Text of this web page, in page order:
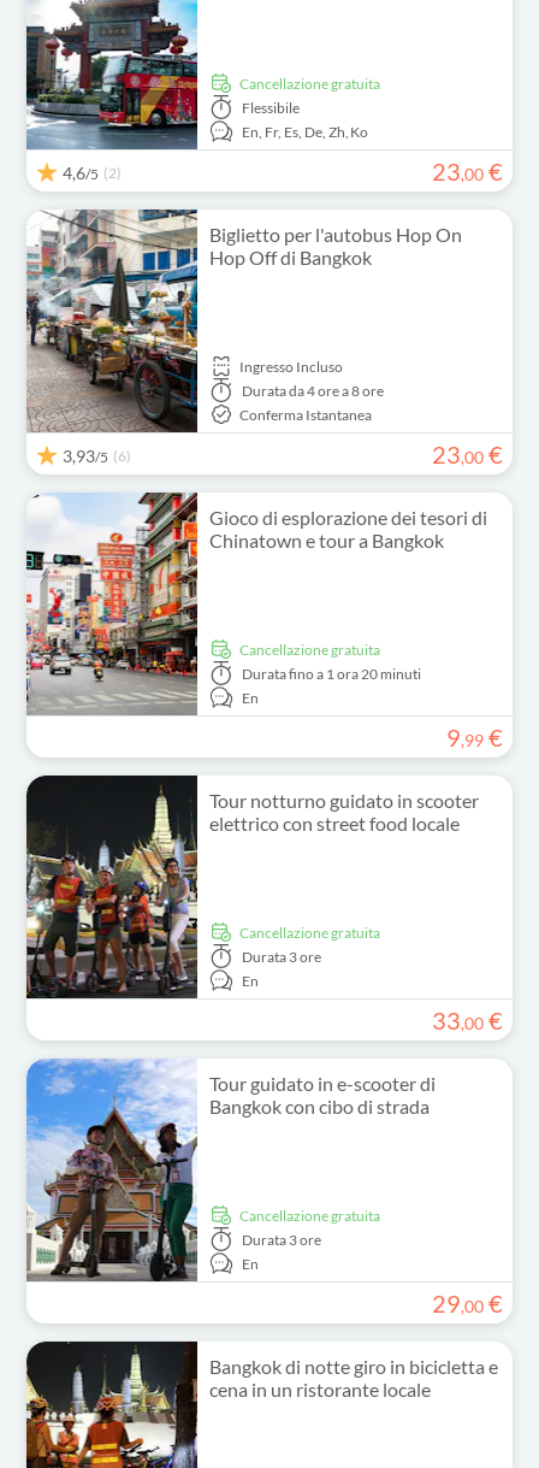
Cancellazione gratuita
Flessibile
En, Fr, Es, De, Zh, Ko
4,6/5 (2) 23,00 €
Biglietto per l'autobus Hop On
Hop Off di Bangkok
Ingresso Incluso
Duratada 4 ore a 8 ore
Conferma Istantanea
3,93/5 (6) 23,00 €
Gioco di esplorazione dei tesori di
Chinatown e tour a Bangkok
Cancellazione gratuita
Duratafino a 1 ora 20 minuti
En
9,99 €
Tour notturno guidato in scooter
elettrico con street food locale
Cancellazione gratuita
Durata 3 ore
En
33,00 €
Tour guidato in e-scooter di
Bangkok con cibo di strada
Cancellazione gratuita
Durata 3 ore
En
29,00 €
Bangkok di notte giro in bicicletta e
cena in un ristorante locale